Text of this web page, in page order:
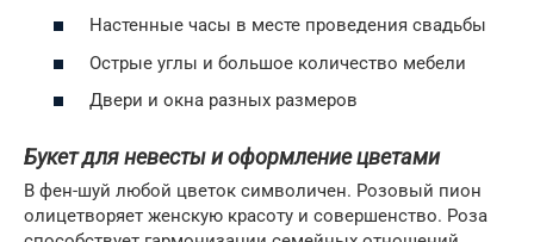
Настенные часы в месте проведения свадьбы
Острые углы и большое количество мебели
Двери и окна разных размеров
Букет для невесты и оформление цветами
В фен-шуй любой цветок символичен. Розовый пион
олицетворяет женскую красоту и совершенство. Роза